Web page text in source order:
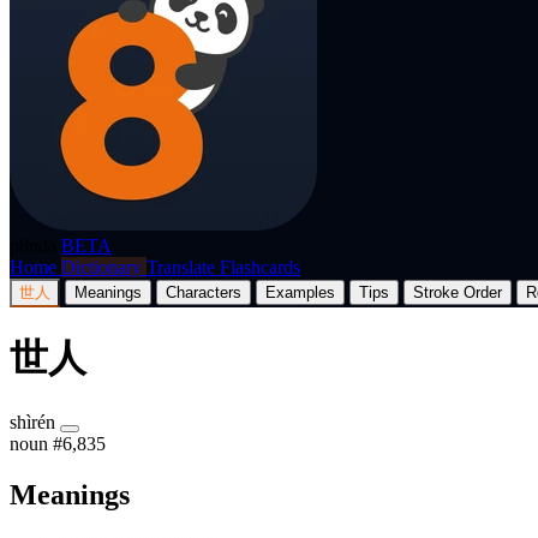
BETA
Home Dictionary Translate Flashcards
世人 Meanings Characters Examples Tips Stroke Order
世人
shìrén
noun #6,835
Meanings